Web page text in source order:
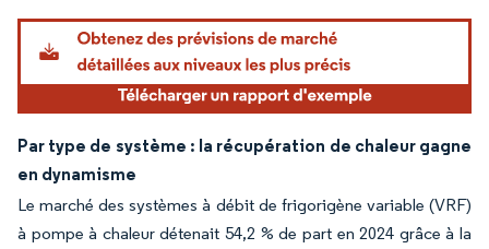
Par type de système : la récupération de chaleur gagne
en dynamisme
Le marché des systèmes à débit de frigorigène variable (VRF)
à pompe à chaleur détenait 54,2 % de part en 2024 grâce à la